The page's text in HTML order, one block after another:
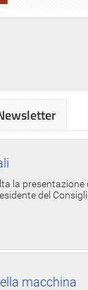
la presentazione
del
macchina